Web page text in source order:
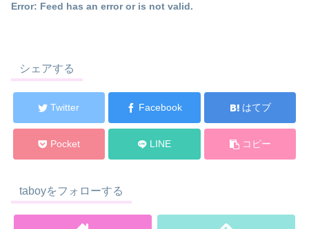
Error: Feed has an error or is not valid.
シェアする
Twitter Facebook はてブ
Pocket LINE コピー
taboyをフォローする